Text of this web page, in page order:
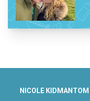
NICOLE KIDMAN TOM